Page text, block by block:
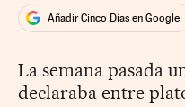
Añadir Cinco Días en Google
La semana pasada
declaraba entre